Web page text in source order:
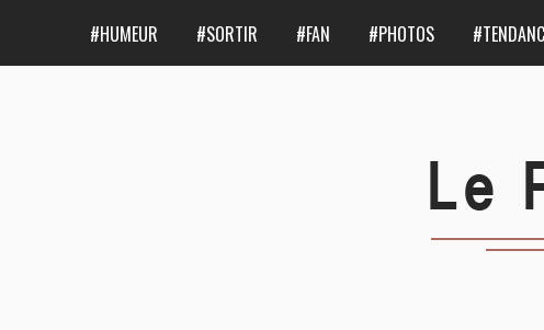
#HUMEUR #SORTIR #FAN #PHOTOS